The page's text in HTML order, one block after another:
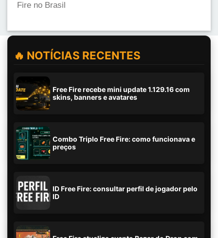
Fire no Brasil
🔥 NOTÍCIAS RECENTES
Free Fire recebe mini update 1.129.16 com
skins, banners e avatares
Combo Triplo Free Fire: como funcionava e
preços
ID Free Fire: consultar perfil de jogador pelo
ID